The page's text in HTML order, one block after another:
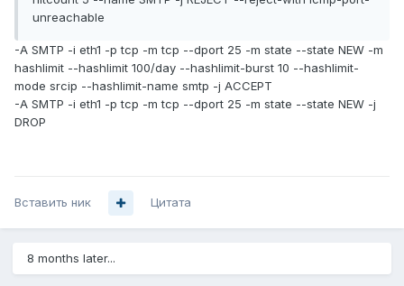
unreachable
-A SMTP -i eth1 -p tcp -m tcp --dport 25 -m state --state NEW -m
hashlimit --hashlimit 100/day --hashlimit-burst 10 --hashlimit-
mode srcip --hashlimit-name smtp -j ACCEPT
-A SMTP -i eth1 -p tcp -m tcp --dport 25 -m state --state NEW -j
DROP
Вставить ник Цитата
8 months later...